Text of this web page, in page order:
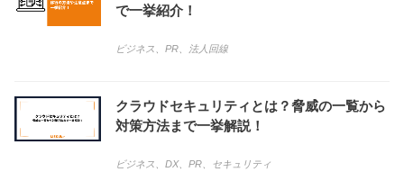
で一挙紹介！
ビジネス PR 法人回線
クラウドセキュリティとは？脅威の一覧から
対策方法まで一挙解説！
ビジネス DX、 PR セキュリティ